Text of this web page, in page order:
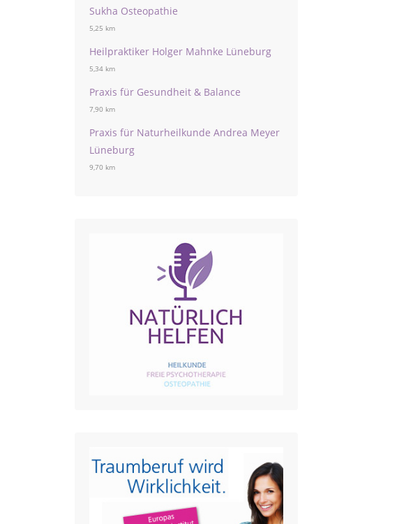
Sukha Osteopathie
5,25 km
Heilpraktiker Holger Mahnke Lüneburg
5,34 km
Praxis für Gesundheit & Balance
7,90 km
Praxis für Naturheilkunde Andrea Meyer
Lüneburg
9,70 km